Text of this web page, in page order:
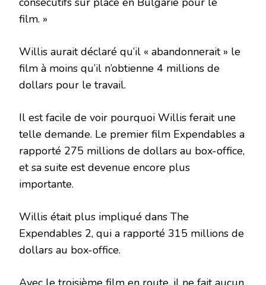
film. »
Willis aurait déclaré qu’il « abandonnerait » le
film à moins qu’il n’obtienne 4 millions de
dollars pour le travail.
Il est facile de voir pourquoi Willis ferait une
telle demande. Le premier film Expendables a
rapporté 275 millions de dollars au box-office,
et sa suite est devenue encore plus
importante.
Willis était plus impliqué dans The
Expendables 2, qui a rapporté 315 millions de
dollars au box-office.